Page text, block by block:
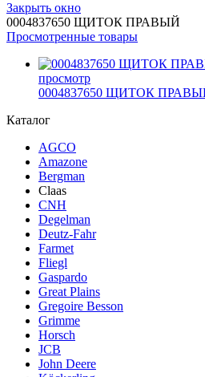
Закрыть окно
0004837650 ЩИТОК ПРАВЫЙ
Просмотренные товары
просмотр
0004837650 ЩИТОК
Каталог
AGCO
Amazone
Bergman
Claas
CNH
Degelman
Deutz-Fahr
Farmet
Fliegl
Gaspardo
Great Plains
Gregoire Besson
Grimme
Horsch
JCB
John Deere